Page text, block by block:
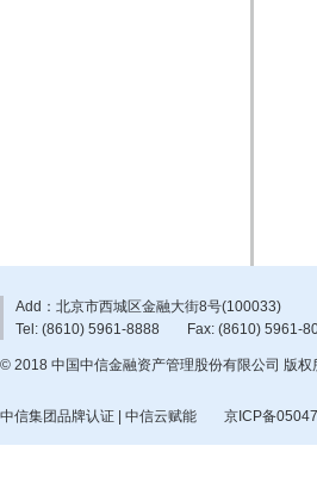
Add：北京市西城区金融大街8号(100033)
Tel: (8610) 5961-8888
Fax: (8610) 5961-
© 2018 中国中信金融资产管理股份有限公司 版权
中信集团品牌认证 | 中信云赋能 京ICP备